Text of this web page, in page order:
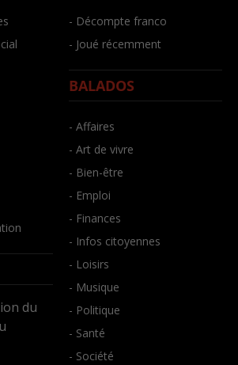
du
- Décompte franco
- Joué récemment
BALADOS
- Affaires
- Art de vivre
- Bien-être
- Emploi
- Finances
- Infos citoyennes
- Loisirs
- Musique
- Politique
- Santé
- Société